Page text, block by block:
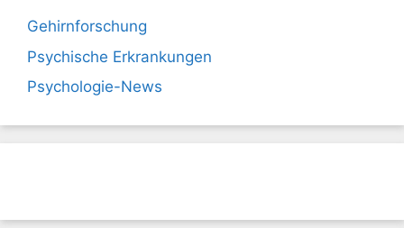
Gehirnforschung
Psychische Erkrankungen
Psychologie-News